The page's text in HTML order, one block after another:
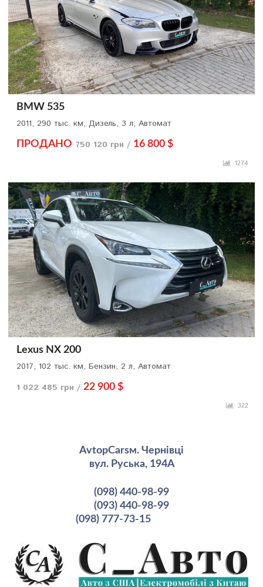
BMW 535
2011, 290 тыс. км, Дизель, 3 л, Автомат
ПРОДАНО 750 120 грн / 16 800 $
1274
Lexus NX 200
2017, 102 тыс. км, Бензин, 2 л, Автомат
1 022 485 грн / 22 900 $
322
AvtopCarsм. Чернівці
вул. Руська, 194А
(098) 440-98-99
(093) 440-98-99
(098) 777-73-15рмация